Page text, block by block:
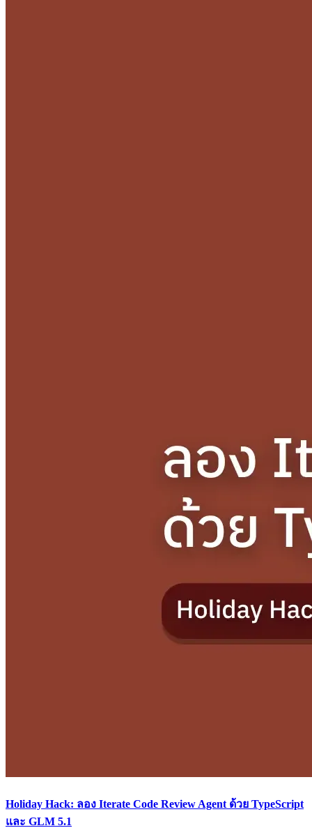
Holiday Hack: ลอง Iterate Code Review Agent ด้วย TypeScript
และ GLM 5.1